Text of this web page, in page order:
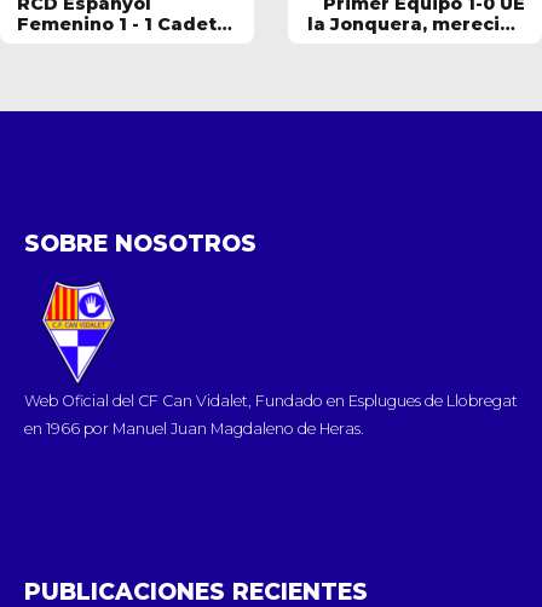
Femenino 1 - 1 Cadete
la Jonquera, merecida
SOBRE NOSOTROS
Web Oficial del CF Can Vidalet, Fundado en Esplugues de Llobregat
en 1966 por Manuel Juan Magdaleno de Heras.
PUBLICACIONES RECIENTES